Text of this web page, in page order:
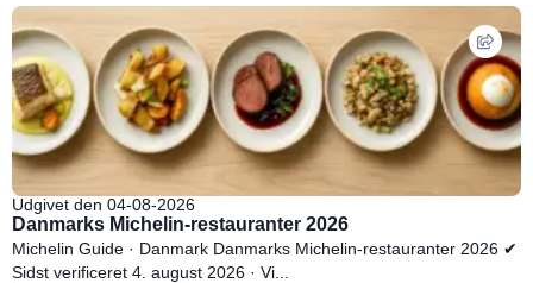
Udgivet den 04-08-2026
Danmarks Michelin-restauranter 2026
Michelin Guide · Danmark Danmarks Michelin-restauranter 2026 ✔
Sidst verificeret 4. august 2026 · Vi...